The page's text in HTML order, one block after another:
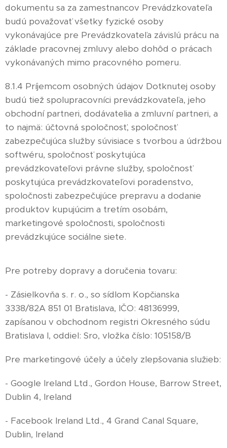
dokumentu sa za zamestnancov Prevádzkovateľa
budú považovať všetky fyzické osoby
vykonávajúce pre Prevádzkovateľa závislú prácu na
základe pracovnej zmluvy alebo dohôd o prácach
vykonávaných mimo pracovného pomeru.
8.1.4 Príjemcom osobných údajov Dotknutej osoby
budú tiež spolupracovníci prevádzkovateľa, jeho
obchodní partneri, dodávatelia a zmluvní partneri, a
to najmä: účtovná spoločnosť, spoločnosť
zabezpečujúca služby súvisiace s tvorbou a údržbou
softwéru, spoločnosť poskytujúca
prevádzkovateľovi právne služby, spoločnosť
poskytujúca prevádzkovateľovi poradenstvo,
spoločnosti zabezpečujúce prepravu a dodanie
produktov kupujúcim a tretím osobám,
marketingové spoločnosti, spoločnosti
prevádzkujúce sociálne siete.
Pre potreby dopravy a doručenia tovaru:
- Zásielkovňa s. r. o., so sídlom Kopčianska
3338/82A 851 01 Bratislava, IČO: 48136999,
zapísanou v obchodnom registri Okresného súdu
Bratislava I, oddiel: Sro, vložka číslo: 105158/B
Pre marketingové účely a účely zlepšovania služieb:
- Google Ireland Ltd., Gordon House, Barrow Street,
Dublin 4, Ireland
- Facebook Ireland Ltd., 4 Grand Canal Square,
Dublin, Ireland